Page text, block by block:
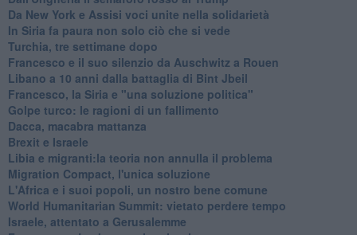
Da New York e Assisi voci unite nella solidarietà
In Siria fa paura non solo ciò che si vede
Turchia, tre settimane dopo
Francesco e il suo silenzio da Auschwitz a Rouen
Libano a 10 anni dalla battaglia di Bint Jbeil
Francesco, la Siria e "una soluzione politica"
Golpe turco: le ragioni di un fallimento
Dacca, macabra mattanza
Brexit e Israele
Libia e migranti:la teoria non annulla il problema
Migration Compact, l'unica soluzione
L'Africa e i suoi popoli, un nostro bene comune
World Humanitarian Summit: vietato perdere tempo
Israele, attentato a Gerusalemme